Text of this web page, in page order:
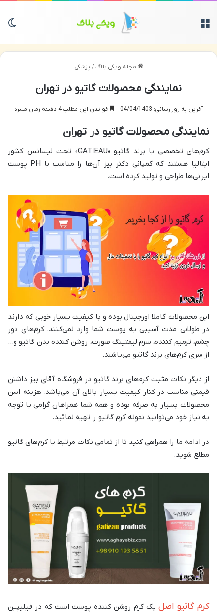
مجله ویکی بلاگ / پزشکی
نمایندگی محصولات گاتیو در تهران
آخرین به روز رسانی: 04/04/1403 خواندن این مطلب 4 دقیقه زمان میبرد
نمایندگی محصولات گاتیو در تهران
کرم‌های تخصصی با برند گاتیو «GATIEAU» تحت لیسانس کشور
ایتالیا هستند که کمپانی دکتر بیز آن‌ها را مناسب با PH پوست
ایرانی‌ها طراحی و تولید کرده‌ است.
این محصولات کاملا اورجینال بوده و با کیفیت بسیار خوبی که دارند
در طولانی مدت آسیبی به پوست شما وارد نمی‌کنند. کرم‌های دور
چشم، ترمیم کننده، سرم لیفتینگ صورت، روشن کننده بدن گاتیو و…
از سری کرم‌های برند گاتیو می‌باشند.
از دیگر نکات مثبت کرم‌های برند گاتیو در فروشگاه آقای بیز داشتن
قیمتی مناسب در کنار کیفیت بسیار بالای آن می‌باشد. هزینه اسن
محصولات بسیار به صرفه بوده و همه شما همراهان گرامی با توجه
به نیاز خود می‌توانید نمونه کرم گاتیو را تهیه نمائید.
در ادامه ما را همراهی کنید تا از تمامی نکات مرتبط با کرم‌های گاتیو
مطلع شوید.
کرم گاتیو اصلیک کرم روشن کننده پوست است که در فیلیپین